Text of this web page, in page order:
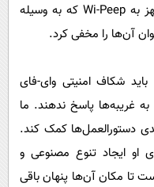
بنابراین نسبت به یک پهپاد کوچک مجهز به Wi-Peep که به وسیله
آن‌ها را مخفی کرد.
شکاف امنیتی وای-فای
غریبه‌ها پاسخ ندهند. ما
دستورالعمل‌ها کمک کند.
او ایجاد تنوع مصنوعی و
تا مکان آن‌ها پنهان باقی